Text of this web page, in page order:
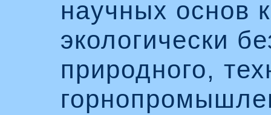
научных основ
экологически
природного,